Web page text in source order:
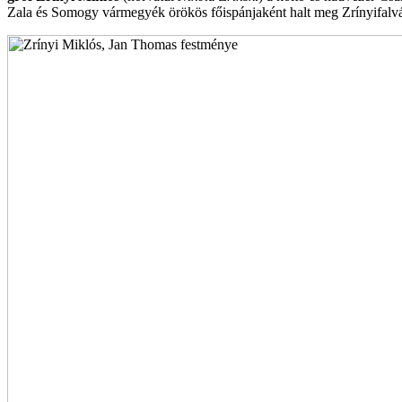
Zala és Somogy vármegyék örökös főispánjaként halt meg